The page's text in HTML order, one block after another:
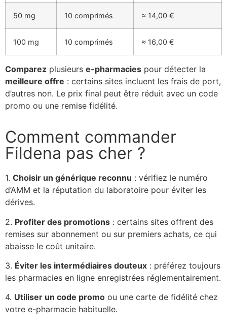
50 mg 10 comprimés ≈ 14,00 €
100 mg 10 comprimés ≈ 16,00 €
Comparez plusieurs e-pharmacies pour détecter la
meilleure offre : certains sites incluent les frais de port,
d’autres non. Le prix final peut être réduit avec un code
promo ou une remise fidélité.
Comment commander
Fildena pas cher ?
1. Choisir un générique reconnu : vérifiez le numéro
d’AMM et la réputation du laboratoire pour éviter les
dérives.
2. Profiter des promotions : certains sites offrent des
remises sur abonnement ou sur premiers achats, ce qui
abaisse le coût unitaire.
3. Éviter les intermédiaires douteux : préférez toujours
les pharmacies en ligne enregistrées réglementairement.
4. Utiliser un code promo ou une carte de fidélité chez
votre e-pharmacie habituelle.